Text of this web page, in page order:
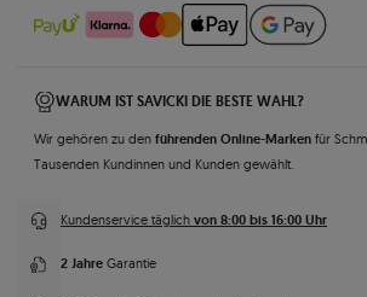
WARUM IST SAVICKI DIE BESTE WAHL?
Wir gehören zu den führenden Online-Marken für
Tausenden Kundinnen und Kunden gewählt.
Kundenservice täglich von 8:00 bis 16:00 Uhr
2 Jahre Garantie